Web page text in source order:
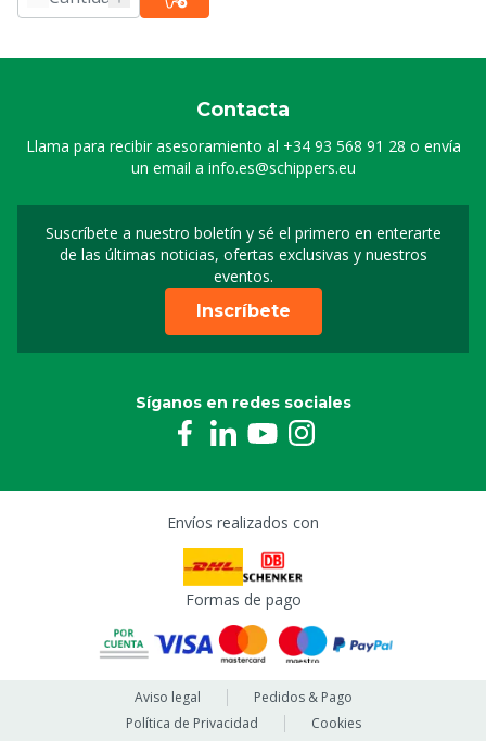
Contacta
Llama para recibir asesoramiento al +34 93 568 91 28 o envía
un email a info.es@schippers.eu
Suscríbete a nuestro boletín y sé el primero en enterarte
de las últimas noticias, ofertas exclusivas y nuestros
eventos.
Suscripción a nuestro
Inscríbete
Síganos en redes sociales
Envíos realizados con
Formas de pago
Aviso legal
Pedidos & Pago
Política de Privacidad
Cookies